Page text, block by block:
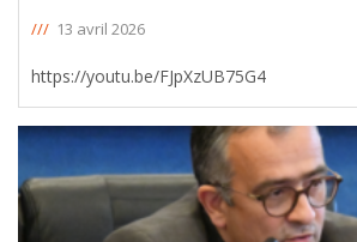
/// 13 avril 2026
https://youtu.be/FJpXzUB75G4